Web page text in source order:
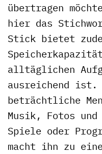
übertragen
hier das
Stick bietet
alltäglichen
ausreichend ist.
beträchtliche
Musik, Fotos
Spiele oder
macht ihn zu